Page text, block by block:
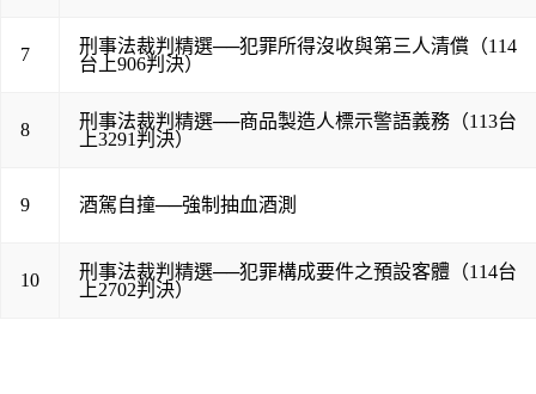
7
刑事法裁判精選──犯罪所得沒收與第三人清償（114
台上906判決）
8
刑事法裁判精選──商品製造人標示警語義務（113台
上3291判決）
9 酒駕自撞──強制抽血酒測
10
刑事法裁判精選──犯罪構成要件之預設客體（114台
上2702判決）